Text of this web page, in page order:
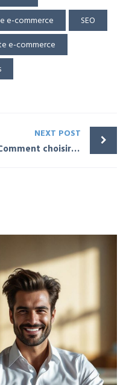
e-commerce
SEO
e-commerce
NEXT POST
Comment choisir le bon hébergeur pour votre site WordPress